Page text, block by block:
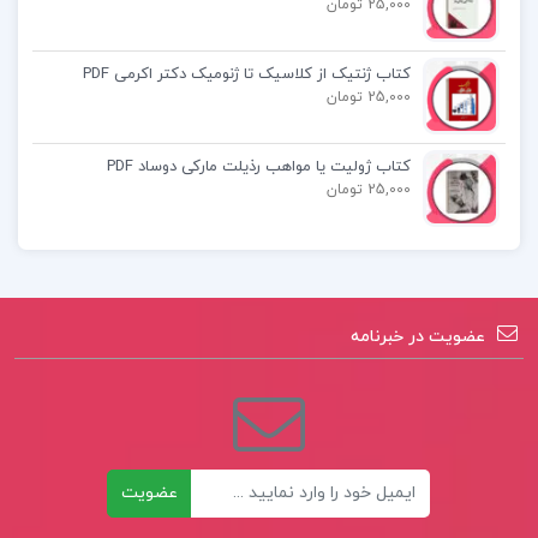
کتاب آمار و احتمالات مهندسی نادر نعمت الهی
کتاب آمادگی برای آزمون های استخدامی
کامپیوتر کاظم زرین
25,000 تومان
کتاب ژنتیک از کلاسیک تا ژنومیک دکتر اکرمی PDF
25,000 تومان
کتاب ژولیت یا مواهب رذیلت مارکی دوساد PDF
25,000 تومان
عضویت در خبرنامه
عضویت